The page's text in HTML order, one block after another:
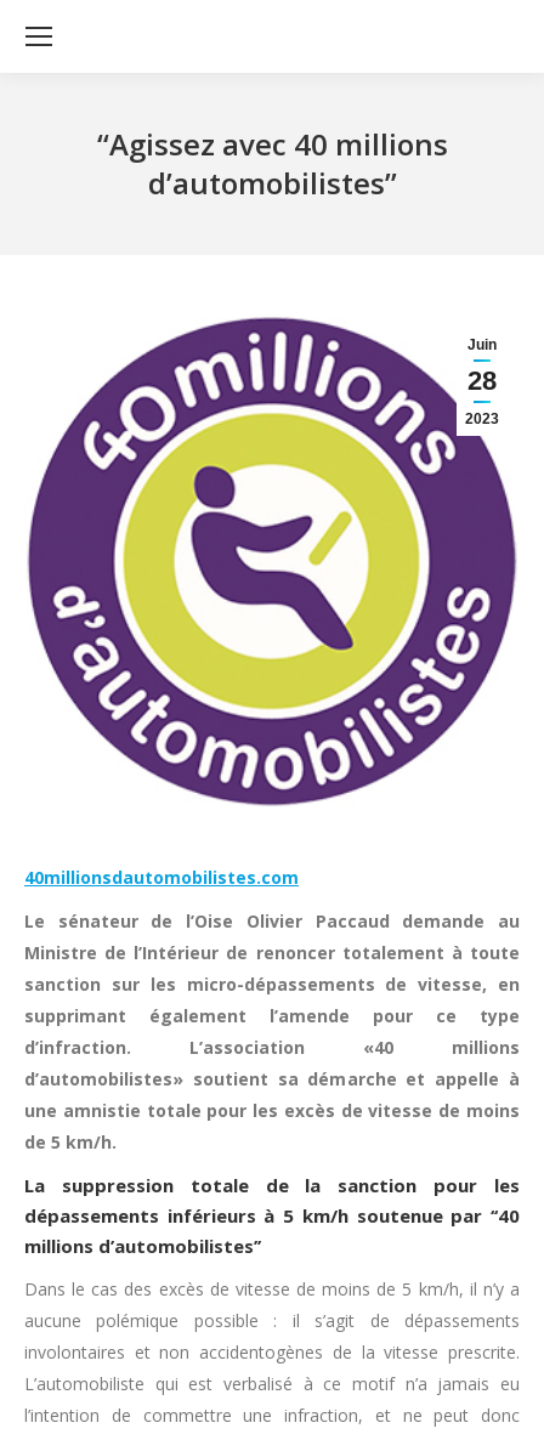
‘‘Agissez avec 40 millions
d’automobilistes’’
Juin
28
2023
40millionsdautomobilistes.com
Le sénateur de l’Oise Olivier Paccaud demande au
Ministre de l’Intérieur de renoncer totalement à toute
sanction sur les micro-dépassements de vitesse, en
supprimant également l’amende pour ce type
d’infraction. L’association «40 millions
d’automobilistes» soutient sa démarche et appelle à
une amnistie totale pour les excès de vitesse de moins
de 5 km/h.
La suppression totale de la sanction pour les
dépassements inférieurs à 5 km/h soutenue par ‘‘40
millions d’automobilistes’’
Dans le cas des excès de vitesse de moins de 5 km/h, il n’y a
aucune polémique possible : il s’agit de dépassements
involontaires et non accidentogènes de la vitesse prescrite.
L’automobiliste qui est verbalisé à ce motif n’a jamais eu
l’intention de commettre une infraction, et ne peut donc